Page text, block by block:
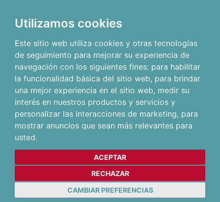
Utilizamos cookies
Este sitio web utiliza cookies y otras tecnologías
de seguimiento para mejorar su experiencia de
navegación con los siguientes fines: para habilitar
la funcionalidad básica del sitio web, para brindar
una mejor experiencia en el sitio web, medir su
interés en nuestros productos y servicios y
personalizar las interacciones de marketing, para
mostrar anuncios que sean más relevantes para
usted.
ACEPTAR
RECHAZAR
CAMBIAR PREFERENCIAS